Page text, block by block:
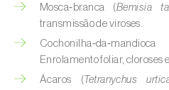
Beterraba (Beta spp.)
Bétula (Betula spp.)
Buxo (
Mosca‑branca (Bemisia
transmissão de viroses.
Enrolamento foliar, cloroses
Ácaros ( Tetranychus